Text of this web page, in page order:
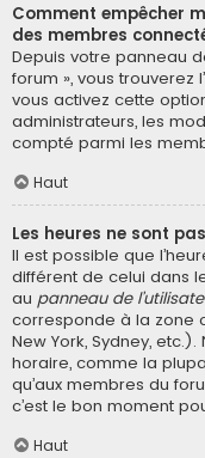
Comment empêcher
des membres
Depuis votre panneau
forum », vous trouverez
vous activez cette
administrateurs, les
compté parmi les
Haut
Les heures ne sont
Il est possible que
différent de celui dans
au panneau de
corresponde à la zone
New York, Sydney,
horaire, comme la
qu’aux membres du
c’est le bon moment
Haut